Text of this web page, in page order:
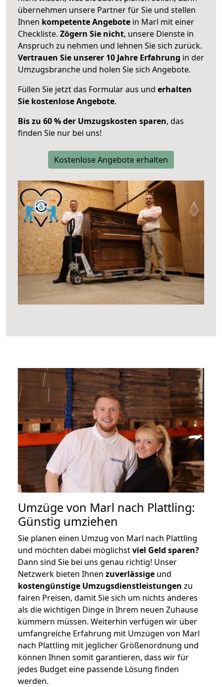
übernehmen unsere Partner für Sie und stellen
Ihnen kompetente Angebote in Marl mit einer
Checkliste. Zögern Sie nicht, unsere Dienste in
Anspruch zu nehmen und lehnen Sie sich zurück.
Vertrauen Sie unserer 10 Jahre Erfahrung in der
Umzugsbranche und holen Sie sich Angebote.
Füllen Sie jetzt das Formular aus und erhalten
Sie kostenlose Angebote.
Bis zu 60 % der Umzugskosten sparen, das
finden Sie nur bei uns!
Kostenlose Angebote erhalten
Umzüge von Marl nach Plattling:
Günstig umziehen
Sie planen einen Umzug von Marl nach Plattling
und möchten dabei möglichstviel Geld sparen?
Dann sind Sie bei uns genau richtig! Unser
Netzwerk bieten Ihnen zuverlässige und
kostengünstige Umzugsdienstleistungen zu
fairen Preisen, damit Sie sich um nichts anderes
als die wichtigen Dinge in Ihrem neuen Zuhause
kümmern müssen. Weiterhin verfügen wir über
umfangreiche Erfahrung mit Umzügen von Marl
nach Plattling mit jeglicher Größenordnung und
können Ihnen somit garantieren, dass wir für
jedes Budget eine passende Lösung finden
werden.